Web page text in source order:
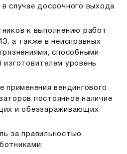
случае досрочного выхода
к выполнению работ
а также в неисправных
способными
изготовителем уровень
применения вендингового
постоянное наличие
и обеззараживающих
за правильностью